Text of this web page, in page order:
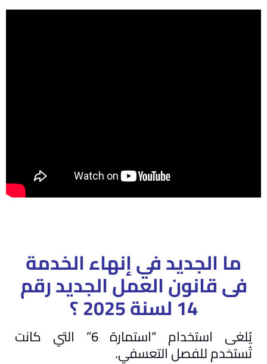
ما الجديد في إنهاء الخدمة
فى قانون العمل الجديد رقم
14 لسنة 2025 ؟
يُلغى استخدام “استمارة 6” التي كانت
تُستخدم للفصل التعسفي.